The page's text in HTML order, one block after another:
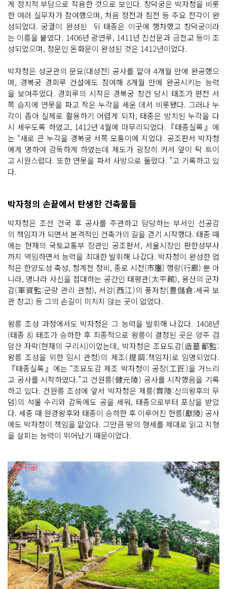
게 정치적 부담으로 작용한 것으로 보인다. 창덕궁은 박자청을 비롯
한 여러 실무자가 참여했으며, 처음 정전과 침전 등 주요 전각이 완
성되었다. 궁궐이 완성된 뒤 태종은 이곳에 행차했고 창덕궁이라
는 이름을 붙였다. 1406년 광연루, 1411년 진선문과 금천교 등이 조
성되었으며, 정문인 돈화문이 완성된 것은 1412년이었다.
박자청은 성균관의 문묘(대성전) 공사를 맡아 4개월 만에 완공했으
며, 경복궁 경회루 건설에도 참여해 8개월 만에 완공시키는 능력
을 보여주었다. 경회루의 시작은 경복궁 창건 당시 태조가 편전 서
쪽 습지에 연못을 파고 작은 누각을 세운 데서 비롯됐다. 그러나 누
각이 좁아 실제로 활용하기 어렵게 되자, 태종은 방치된 누각을 다
시 세우도록 하였고, 1412년 4월에 마무리되었다.『태종실록』에
는 “새로 큰 누각을 경복궁 서쪽 모퉁이에 지었다. 공조판서 박자청
에게 명하여 감독하게 하였는데 제도가 굉장히 커서 앞이 탁 트이
고 시원스럽다. 또한 연못을 파서 사방으로 둘렀다. ”고 기록하고 있
다.
박자청의 손끝에서 탄생한 건축물들
박자청은 조선 건국 후 공사를 주관하고 담당하는 부서인 선공감
의 책임자가 되면서 본격적인 건축가의 길을 걷기 시작했다. 태종 때
에는 현재의 국토교통부 장관인 공조판서, 서울시장인 판한성부사
까지 역임하면서 능력을 최대한 발휘해 나갔다. 박자청이 완성한 업
적은 한양도성 축성, 청계천 정비, 종로 시전(市廛) 행랑(行廊) 뿐 아
니라, 명나라 사신을 접대하는 공간인 태평관(太平館), 용산의 군자
감(軍資監:군량 관리 관청), 서강(西江)의 풍저창(豊儲倉:세곡 보
관 창고) 등 그의 손길이 미치지 않는 곳이 없었다.
왕릉 조성 과정에서도 박자청은 그 능력을 발휘해 나갔다. 1408년
(태종 8) 태조가 승하한 후 최종적으로 왕릉이 결정된 곳은 양주 검
암산 자락(현재의 구리시)이었는데, 박자청은 조묘도감(造墓都監:
왕릉 조성을 위한 임시 관청)의 제조(提調:책임자)로 임명되었다.
『태종실록』에는 “조묘도감 제조 박자청이 공장(工匠)을 거느리
고 공사를 시작하였다.”고 건원릉(健元陵) 공사를 시작했음을 기록
하고 있다. 건원릉 조성에 앞서 박자청은 제릉(齊陵:신의왕후의 무
덤)의 석물 수리와 감독에도 공을 세워, 태종으로부터 포상을 받았
다. 세종 때 원경왕후와 태종이 승하한 후 이루어진 헌릉(獻陵) 공사
에도 박자청이 책임을 맡았다. 그만큼 땅의 형세를 제대로 읽고 지형
을 살피는 능력이 뛰어났기 때문이었다.